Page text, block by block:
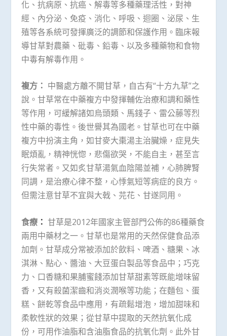
化、抗病原、抗癌、解毒等多種藥理活性，對神
經、內分泌、免疫、消化、呼吸、迴圈、泌尿、生
殖等各系統可發揮廣泛的調節和保護作用。臨床報
導甘草對農藥、砒毒、鉛毒、以及多種藥物和食物
中毒有解毒作用。
複方： 中醫處方離不開甘草，自古有“十方九草”之
說。甘草常在中藥複方中發揮輔佐治療和調和藥性
等作用，可緩解諸如烏頭類、馬錢子、雷公藤等烈
性中藥的毒性。後世譽其為國老。甘草也可在中藥
複方中扮演主角，如甘麥大棗湯主治臟燥，症見失
眠煩亂，精神恍惚，悲傷欲哭，不能自主，甚至言
行失常者。又如炙甘草湯氣血陰陽並補，心肺脾腎
同調，是治療心律不整，心悸氣短等病症的良方。
但需注意甘草不宜與大戟、芫花、甘遂同用。
食療 ： 甘草是2012年國家主管部門公佈的86種藥食
兩用中藥材之一。甘草也是常用的天然保健食品添
加劑。甘草成分常被添加於飲料、啤酒、糖果、冰
淇淋、點心、醬油、大豆蛋白製品等食品中；巧克
力、口香糖和果脯蜜餞添加甘草甜素等既能增味留
香，又有殺菌潔齒和消炎潤喉等功能；在麵包、蛋
糕、餅乾等食品中應用，有疏鬆增泡，增加甜味和
柔軟性狀的效果；從甘草中提取的天然抗氧化成
份，可用作油脂和含油脂食品的抗氧化劑。此外甘